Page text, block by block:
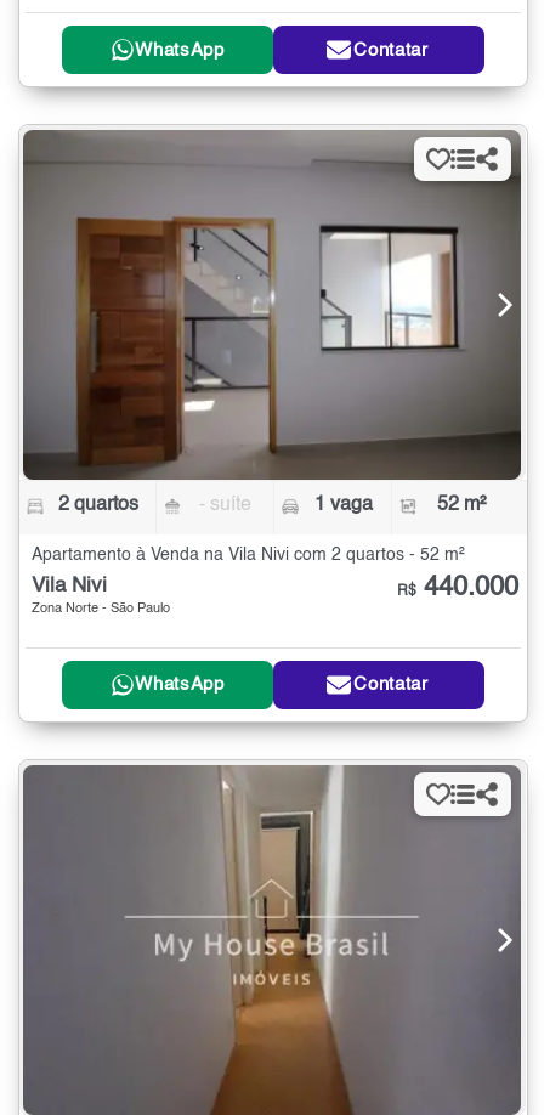
WhatsApp Contatar
2 quartos - suíte 1 vaga 52 m²
Apartamento à Venda na Vila Nivi com 2 quartos - 52 m²
Vila Nivi
Zona Norte - São Paulo
R$ 440.000
WhatsApp Contatar